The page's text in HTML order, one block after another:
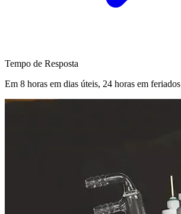
Tempo de Resposta
Em 8 horas em dias úteis, 24 horas em feriados